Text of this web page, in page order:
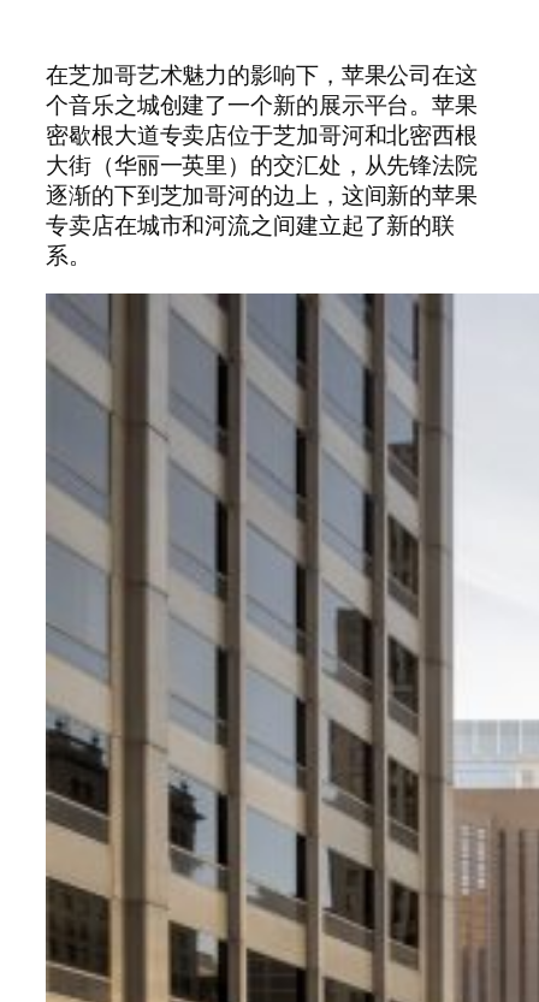
在芝加哥艺术魅力的影响下，苹果公司在这
个音乐之城创建了一个新的展示平台。苹果
密歇根大道专卖店位于芝加哥河和北密西根
大街（华丽一英里）的交汇处，从先锋法院
逐渐的下到芝加哥河的边上，这间新的苹果
专卖店在城市和河流之间建立起了新的联
系。